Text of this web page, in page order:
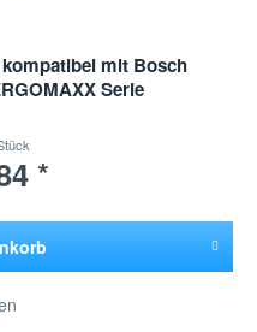
mit Bosch
Serie
*